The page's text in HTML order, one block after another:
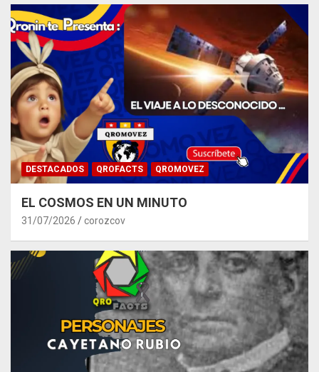
DESTACADOS QROFACTS QROMOVEZ
EL COSMOS EN UN MINUTO
31/07/2026 corozcov